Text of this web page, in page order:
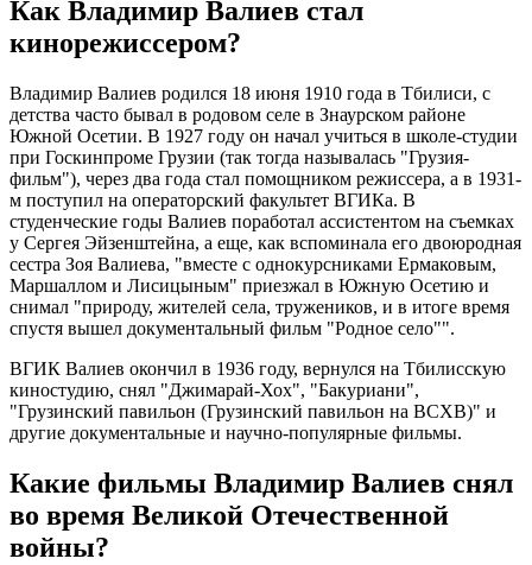
Как Владимир Валиев стал
кинорежиссером?
Владимир Валиев родился 18 июня 1910 года в Тбилиси, с
детства часто бывал в родовом селе в Знаурском районе
Южной Осетии. В 1927 году он начал учиться в школе-студии
при Госкинпроме Грузии (так тогда называлась "Грузия-
фильм"), через два года стал помощником режиссера, а в 1931-
м поступил на операторский факультет ВГИКа. В
студенческие годы Валиев поработал ассистентом на съемках
у Сергея Эйзенштейна, а еще, как вспоминала его двоюродная
сестра Зоя Валиева, "вместе с однокурсниками Ермаковым,
Маршаллом и Лисицыным" приезжал в Южную Осетию и
снимал "природу, жителей села, тружеников, и в итоге время
спустя вышел документальный фильм "Родное село"".
ВГИК Валиев окончил в 1936 году, вернулся на Тбилисскую
киностудию, снял "Джимарай-Хох", "Бакуриани",
"Грузинский павильон (Грузинский павильон на ВСХВ)" и
другие документальные и научно-популярные фильмы.
Какие фильмы Владимир Валиев снял
во время Великой Отечественной
войны?